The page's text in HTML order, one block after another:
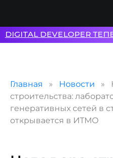
Главная Новости
строительства:
генеративных сетей в
открывается в ИТМО